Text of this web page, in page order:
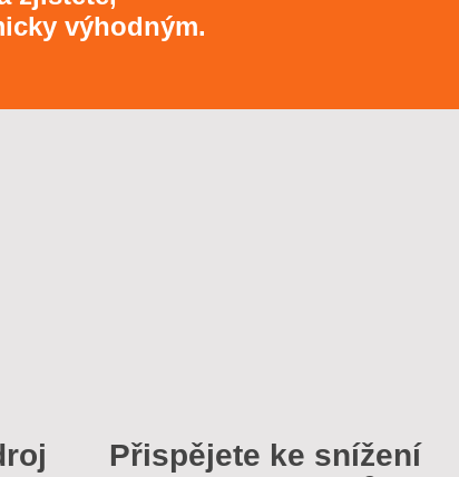
výhodným.
Přispějete ke snížení